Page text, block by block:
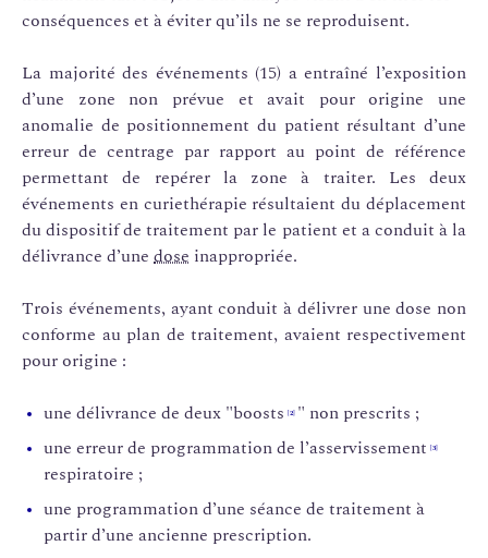
conséquences et à éviter qu’ils ne se reproduisent.
La majorité des événements (15) a entraîné l’exposition
d’une zone non prévue et avait pour origine une
anomalie de positionnement du patient résultant d’une
erreur de centrage par rapport au point de référence
permettant de repérer la zone à traiter. Les deux
événements en curiethérapie résultaient du déplacement
du dispositif de traitement par le patient et a conduit à la
délivrance d’une dose inappropriée.
Trois événements, ayant conduit à délivrer une dose non
conforme au plan de traitement, avaient respectivement
pour origine :
une délivrance de deux "boosts [2] " non prescrits ;
une erreur de programmation de l’asservissement [3]
respiratoire ;
une programmation d’une séance de traitement à
partir d’une ancienne prescription.